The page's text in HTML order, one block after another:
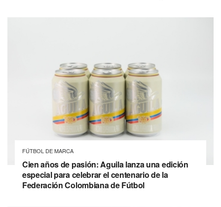
FÚTBOL DE MARCA
Cien años de pasión: Aguila lanza una edición
especial para celebrar el centenario de la
Federación Colombiana de Fútbol